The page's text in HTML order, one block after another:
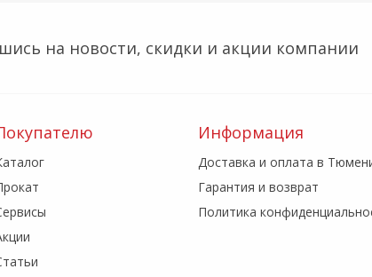
на новости, скидки и акции компании
Информация
Доставка и оплата в
Гарантия и возврат
Политика